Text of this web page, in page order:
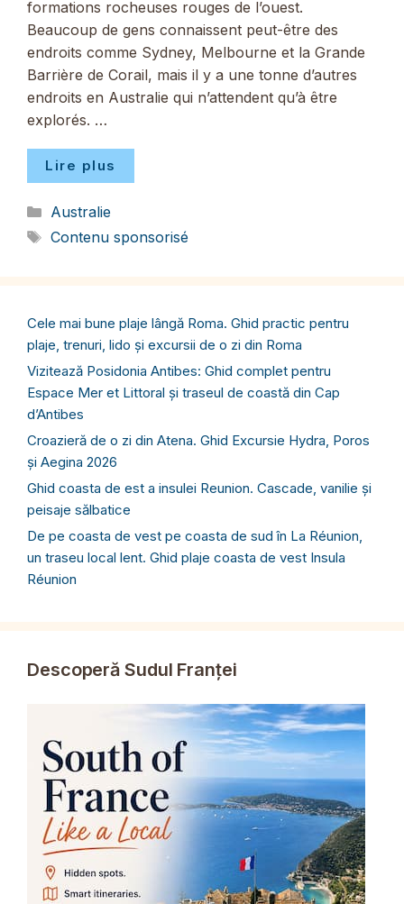
formations rocheuses rouges de l’ouest.
Beaucoup de gens connaissent peut-être des
endroits comme Sydney, Melbourne et la Grande
Barrière de Corail, mais il y a une tonne d’autres
endroits en Australie qui n’attendent qu’à être
explorés. …
Lire plus
Catégories
Australie
Étiquettes
Contenu sponsorisé
Cele mai bune plaje lângă Roma. Ghid practic pentru
plaje, trenuri, lido și excursii de o zi din Roma
Vizitează Posidonia Antibes: Ghid complet pentru
Espace Mer et Littoral și traseul de coastă din Cap
d’Antibes
Croazieră de o zi din Atena. Ghid Excursie Hydra, Poros
și Aegina 2026
Ghid coasta de est a insulei Reunion. Cascade, vanilie și
peisaje sălbatice
De pe coasta de vest pe coasta de sud în La Réunion,
un traseu local lent. Ghid plaje coasta de vest Insula
Réunion
Descoperă Sudul Franței